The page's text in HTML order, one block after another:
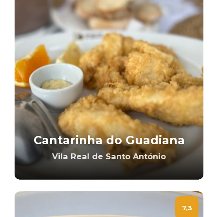
Cantarinha do Guadiana
Vila Real de Santo António
7,3